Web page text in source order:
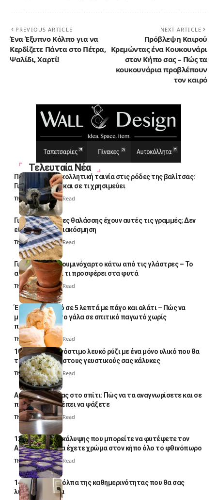
PREVIOUS ARTICLE
Ένα Έξυπνο Κόλπο για να
Κερδίζετε Πάντα στο Πέτρα,
Ψαλίδι, Χαρτί!
NEXT ARTICLE
Πρόβλεψη Καιρού
Κρεμώντας ένα Κουκουνάρι
στον Κήπο σας – Πώς τα
κουκουνάρια προβλέπουν
τον καιρό
Τελευταία Νέα
Πολλοί βάζουν κολλητική ταινία στις ρόδες της βαλίτσας:
Γιατί το κάνουν και σε τι χρησιμεύει
Thali Ombre4 Min Read
Γιατί οι πετσέτες θαλάσσης έχουν αυτές τις γραμμές; Δεν
είναι μόνο για διακόσμηση
Thali Ombre5 Min Read
Γιατί βάζουν αλουμινόχαρτο κάτω από τις γλάστρες – Το
απλό κόλπο και τι προσφέρει στα φυτά
Thali Ombre4 Min Read
Έτοιμο παγωτό σε 5 λεπτά με πάγο και αλάτι – Πώς να
μετατρέψετε το γάλα σε σπιτικό παγωτό χωρίς
παγωτομηχανή
Thali Ombre 4 Min Read
10 φορές ποιο νόστιμο λευκό ρύζι με ένα μόνο υλικό που θα
το απογειώσει στους γευστικούς σας κάλυκες
Thali Ombre4 Min Read
Αυγά κατσαρίδας στο σπίτι: Πώς να τα αναγνωρίσετε και σε
ποια σημεία πρέπει να ψάξετε
Thali Ombre4 Min Read
12 φυτά εδαφοκάλυψης που μπορείτε να φυτέψετε τον
Αύγουστο για να έχετε χρώμα στον κήπο όλο το φθινόπωρο
Thali Ombre7 Min Read
14 πανέξυπνα κόλπα της καθημερινότητας που θα σας
λύσουν τα χέρια